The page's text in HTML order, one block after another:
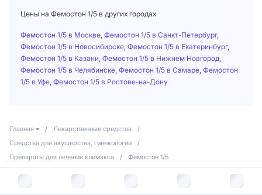
В корзину за руб.
Цены на Фемостон 1/5 в других городах
Фемостон 1/5 в Москве Фемостон 1/5 в Санкт-Петербург,
Фемостон 1/5 в Новосибирске Фемостон 1/5 в Екатеринбург,
Фемостон 1/5 в Казани Фемостон 1/5 в Нижнем Новгород
Фемостон 1/5 в Челябинске Фемостон 1/5 в Самаре Фемостон
1/5 в Уфе Фемостон 1/5 в Ростове-на-Дону
Главная / Лекарственные средства
/
Средства для акушерства, гинекологии
/
Препараты для лечения климакса
/ Фемостон 1/5